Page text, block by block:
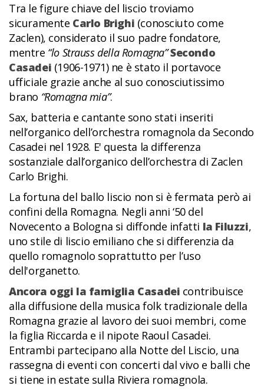
Tra le figure chiave del liscio troviamo
sicuramente Carlo Brighi (conosciuto come
Zaclen), considerato il suo padre fondatore,
mentre “lo Strauss della Romagna”Secondo
Casadei (1906-1971) ne è stato il portavoce
ufficiale grazie anche al suo conosciutissimo
brano “Romagna mia”.
Sax, batteria e cantante sono stati inseriti
nell’organico dell’orchestra romagnola da Secondo
Casadei nel 1928. E' questa la differenza
sostanziale dall’organico dell’orchestra di Zaclen
Carlo Brighi.
La fortuna del ballo liscio non si è fermata però ai
confini della Romagna. Negli anni ‘50 del
Novecento a Bologna si diffonde infatti la Filuzzi,
uno stile di liscio emiliano che si differenzia da
quello romagnolo soprattutto per l’uso
dell'organetto.
Ancora oggi la famiglia Casadei contribuisce
alla diffusione della musica folk tradizionale della
Romagna grazie al lavoro dei suoi membri, come
la figlia Riccarda e il nipote Raoul Casadei.
Entrambi partecipano alla Notte del Liscio, una
rassegna di eventi con concerti dal vivo e balli che
si tiene in estate sulla Riviera romagnola.